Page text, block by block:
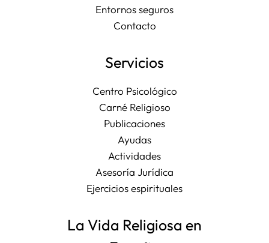
Entornos seguros
Contacto
Servicios
Centro Psicológico
Carné Religioso
Publicaciones
Ayudas
Actividades
Asesoría Jurídica
Ejercicios espirituales
La Vida Religiosa en